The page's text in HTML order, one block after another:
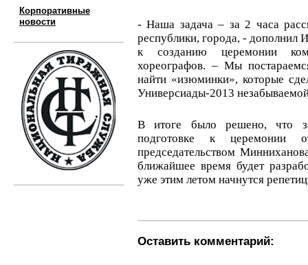
Корпоративные
новости
- Наша задача – за 2 часа
республики, города, -
к созданию церемонии
хореографов. – Мы
найти «изюминки», которые
Универсиады-2013
В итоге было решено, что
подготовке к церемонии
председательством
ближайшее время будет
уже этим летом начнутся
Оставить комментарий: